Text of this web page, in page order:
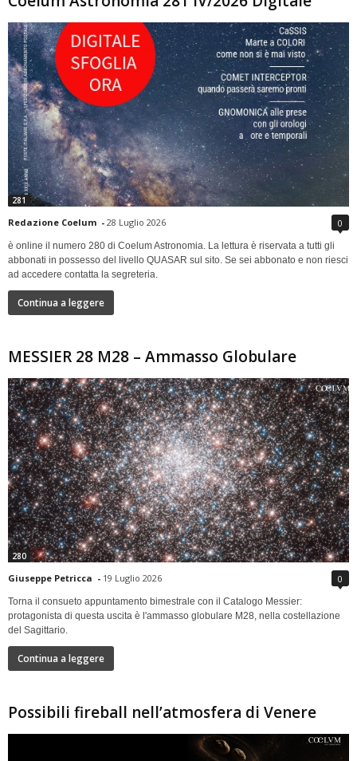
281
Redazione Coelum - 28 Luglio 2026 0
è online il numero 280 di Coelum Astronomia. La lettura è riservata a tutti gli
abbonati in possesso del livello QUASAR sul sito. Se sei abbonato e non riesci
ad accedere contatta la segreteria.
Continua a leggere
MESSIER 28 M28 – Ammasso Globulare
280
Giuseppe Petricca - 19 Luglio 2026 0
Torna il consueto appuntamento bimestrale con il Catalogo Messier:
protagonista di questa uscita è l'ammasso globulare M28, nella costellazione
del Sagittario.
Continua a leggere
Possibili fireball nell’atmosfera di Venere